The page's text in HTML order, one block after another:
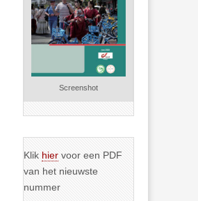
Screenshot
Klik hier voor een PDF
van het nieuwste
nummer